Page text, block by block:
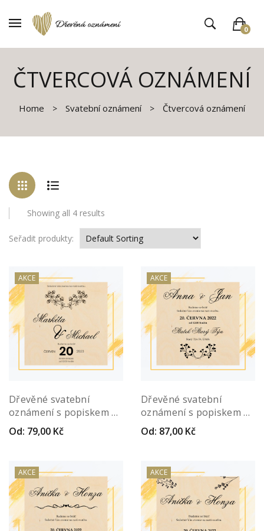
0
ČTVERCOVÁ OZNÁMENÍ
Home Svatební oznámení Čtvercová oznámení
Showing all 4 results
Seřadit produkty:
AKCE
Dřevěné svatební
oznámení s popiskem –
Elegans
Od: 79,00 Kč
AKCE
Dřevěné svatební
oznámení s popiskem –
Louka Quadrum
Od: 87,00 Kč
AKCE AKCE